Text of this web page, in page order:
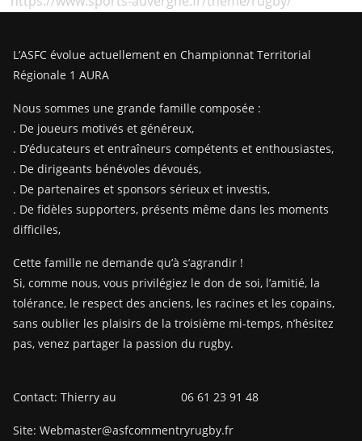
L’ASFC évolue actuellement en Championnat Territorial
Régionale 1 AURA
Nous sommes une grande famille composée :
. De joueurs motivés et généreux,
. D’éducateurs et entraîneurs compétents et enthousiastes,
. De dirigeants bénévoles dévoués,
. De partenaires et sponsors sérieux et investis,
. De fidèles supporters, présents même dans les moments
difficiles,
Cette famille ne demande qu’à s’agrandir !
Si, comme nous, vous privilégiez le don de soi, l’amitié, la
tolérance, le respect des anciens, les racines et les copains,
sans oublier les plaisirs de la troisième mi-temps, n’hésitez
pas, venez partager la passion du rugby.
Contact: Thierry au 06 61 23 91 48
Site: Webmaster@asfcommentryrugby.fr